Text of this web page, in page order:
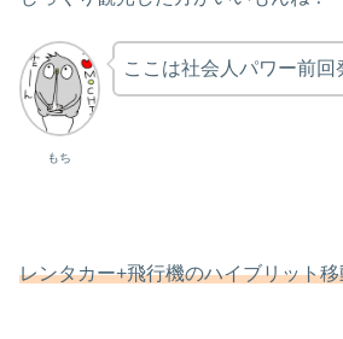
もち
ここは社会人パワー前回
レンタカー+飛行機のハイブリット